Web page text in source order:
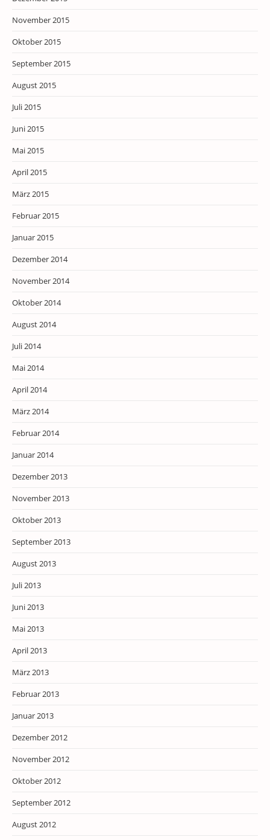
November 2015
Oktober 2015
September 2015
August 2015
Juli 2015
Juni 2015
Mai 2015
April 2015
März 2015
Februar 2015
Januar 2015
Dezember 2014
November 2014
Oktober 2014
August 2014
Juli 2014
Mai 2014
April 2014
März 2014
Februar 2014
Januar 2014
Dezember 2013
November 2013
Oktober 2013
September 2013
August 2013
Juli 2013
Juni 2013
Mai 2013
April 2013
März 2013
Februar 2013
Januar 2013
Dezember 2012
November 2012
Oktober 2012
September 2012
August 2012